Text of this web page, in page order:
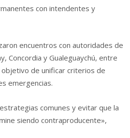
con intendentes y
encuentros con autoridades de
Concordia y Gualeguaychú, entre
de unificar criterios de
emergencias.
comunes y evitar que la
siendo contraproducente»,